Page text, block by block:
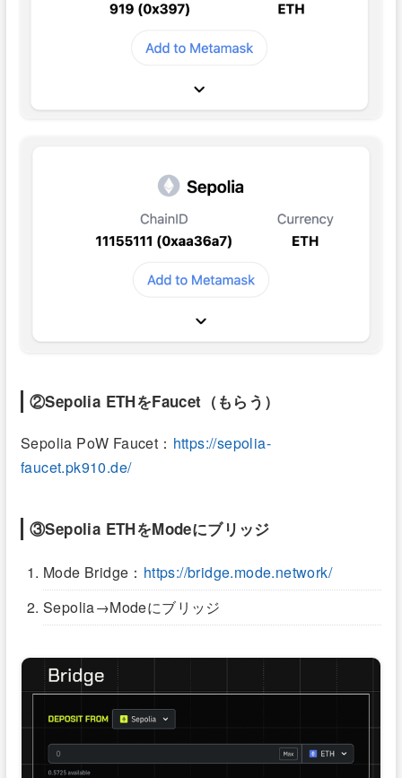
②Sepolia ETHをFaucet（もらう）
Sepolia PoW Faucet： https://sepolia-
faucet.pk910.de/
③Sepolia ETHをModeにブリッジ
Mode Bridge： https://bridge.mode.network/
Sepolia→Modeにブリッジ